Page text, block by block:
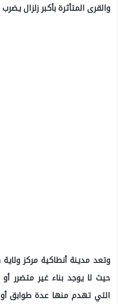
والقرى المتأثرة بأكبر زلزال
وتعد مدينة أنطاكية مركز
حيث لا يوجد بناء غير متضرر
التي تهدم منها عدة طوابق